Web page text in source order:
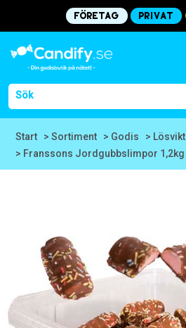
Företag Privat
Start > Sortiment > Godis > Lösvikt
> Franssons Jordgubbslimpor 1,2kg